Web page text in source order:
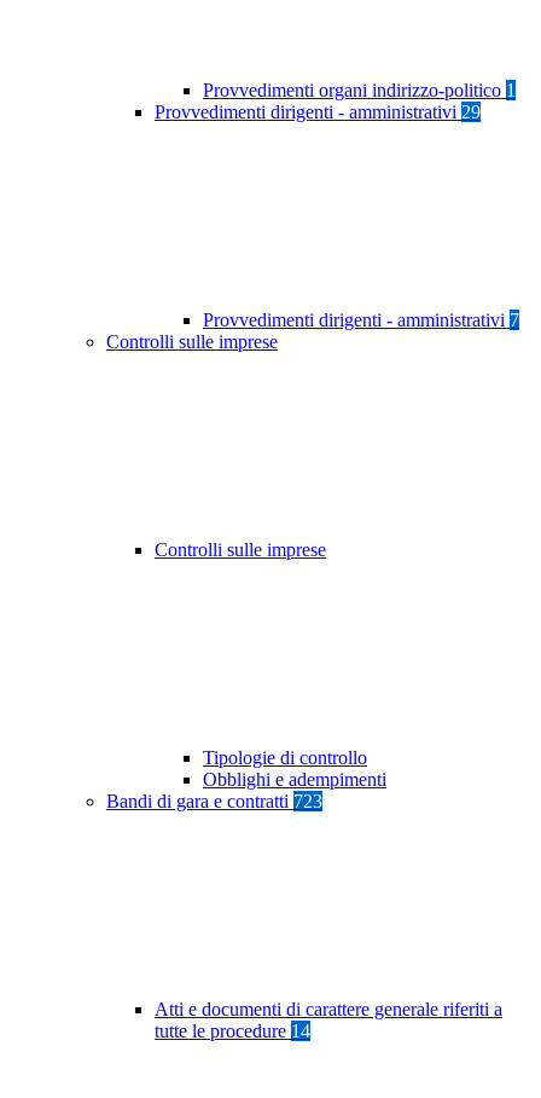
Provvedimenti organi indirizzo-politico 1
Provvedimenti dirigenti - amministrativi 29
Provvedimenti dirigenti - amministrativi 7
Controlli sulle imprese
Controlli sulle imprese
Tipologie di controllo
Obblighi e adempimenti
Bandi di gara e contratti 723
Atti e documenti di carattere generale riferiti a
tutte le procedure 14